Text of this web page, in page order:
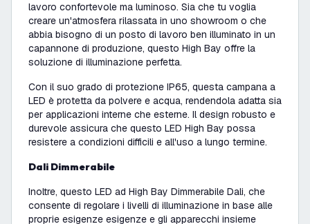
lavoro confortevole ma luminoso. Sia che tu voglia
creare un'atmosfera rilassata in uno showroom o che
abbia bisogno di un posto di lavoro ben illuminato in un
capannone di produzione, questo High Bay offre la
soluzione di illuminazione perfetta.
Con il suo grado di protezione IP65, questa campana a
LED è protetta da polvere e acqua, rendendola adatta sia
per applicazioni interne che esterne. Il design robusto e
durevole assicura che questo LED High Bay possa
resistere a condizioni difficili e all'uso a lungo termine.
Dali Dimmerabile
Inoltre, questo LED ad High Bay Dimmerabile Dali, che
consente di regolare i livelli di illuminazione in base alle
proprie esigenze esigenze e gli apparecchi insieme